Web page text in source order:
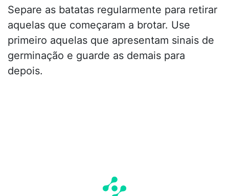
Separe as batatas regularmente para retirar
aquelas que começaram a brotar. Use
primeiro aquelas que apresentam sinais de
germinação e guarde as demais para
depois.